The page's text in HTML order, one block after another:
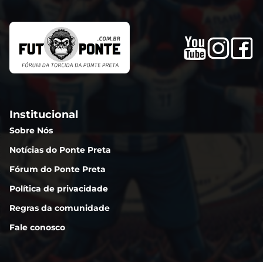
Institucional
Sobre Nós
Notícias do Ponte Preta
Fórum do Ponte Preta
Política de privacidade
Regras da comunidade
Fale conosco